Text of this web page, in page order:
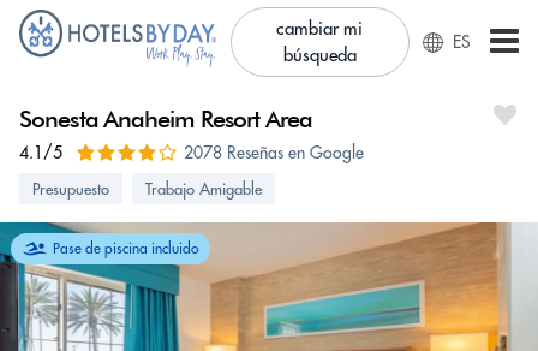
cambiar mi
búsqueda
ES
Sonesta Anaheim Resort Area
4.1/5 2078 Reseñas en Google
Presupuesto Trabajo Amigable
Pase de piscina incluido